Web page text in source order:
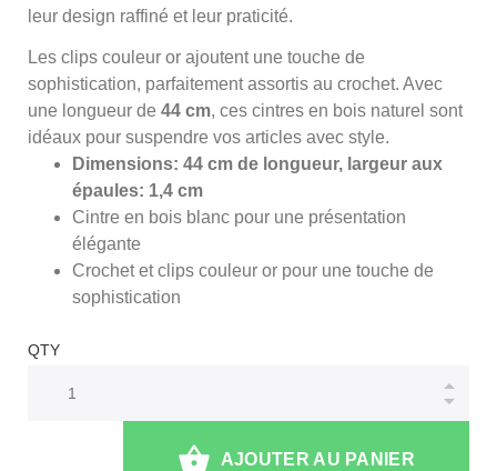
leur design raffiné et leur praticité.
Les clips couleur or ajoutent une touche de
sophistication, parfaitement assortis au crochet. Avec
une longueur de 44 cm, ces cintres en bois naturel sont
idéaux pour suspendre vos articles avec style.
Dimensions: 44 cm de longueur, largeur aux
épaules: 1,4 cm
Cintre en bois blanc pour une présentation
élégante
Crochet et clips couleur or pour une touche de
sophistication
QTY
AJOUTER AU PANIER